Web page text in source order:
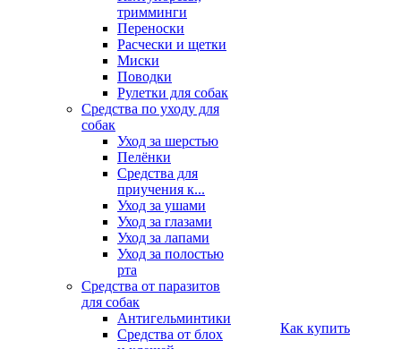
тримминги
Переноски
Расчески и щетки
Миски
Поводки
Рулетки для собак
Средства по уходу для
собак
Уход за шерстью
Пелёнки
Средства для
приучения к...
Уход за ушами
Уход за глазами
Уход за лапами
Уход за полостью
рта
Средства от паразитов
для собак
Антигельминтики
Средства от блох
Как купить